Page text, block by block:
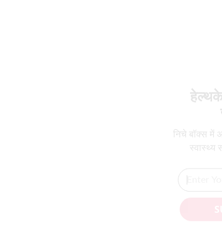
निचे बॉक्स में
स्वास्थ्य